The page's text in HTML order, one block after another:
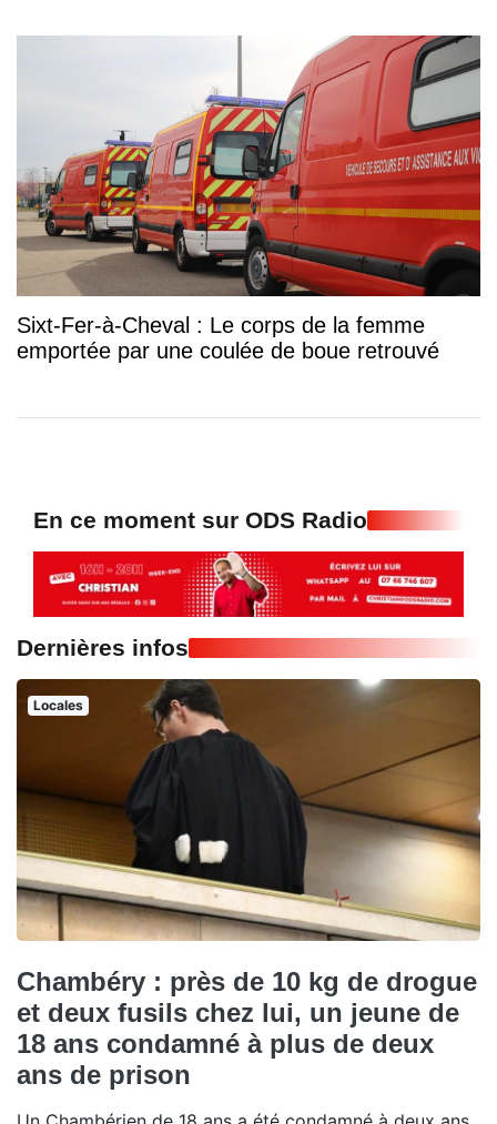
Sixt-Fer-à-Cheval : Le corps de la femme
emportée par une coulée de boue retrouvé
En ce moment sur ODS Radio
Dernières infos
Locales
Chambéry : près de 10 kg de drogue
et deux fusils chez lui, un jeune de
18 ans condamné à plus de deux
ans de prison